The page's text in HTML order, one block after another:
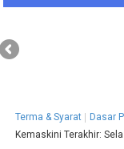
Terma & Syarat Dasar
Kemaskini Terakhir: